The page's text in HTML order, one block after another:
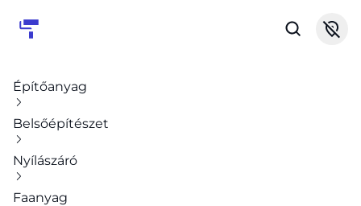
Építőanyag
Belsőépítészet
Nyílászáró
Faanyag